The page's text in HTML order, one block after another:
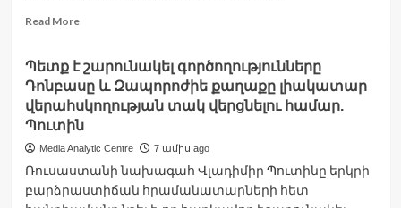
Read MoreRead
Ադրբեջանի
և
Վրաստանի
ԱԳ
հեռախոսազրույց
են
ունեցել
Պետք է շարունակել գործողությունները
Դոնբասը և Զապորոժիե քաղաքը լիակատար
վերահսկողության տակ վերցնելու համար.
Պուտին
Media Analytic Centre 7 ամիս ago
Ռուսաստանի նախագահ Վլադիմիր Պուտինը երկրի
բարձրաստիճան հրամանատարների հետ